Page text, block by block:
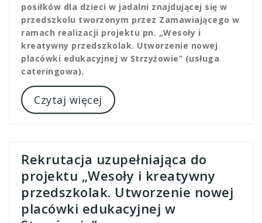
posiłków dla dzieci w jadalni znajdującej się w
przedszkolu tworzonym przez Zamawiającego w
ramach realizacji projektu pn. „Wesoły i
kreatywny przedszkolak. Utworzenie nowej
placówki edukacyjnej w Strzyżowie” (usługa
cateringowa).
Czytaj więcej
Rekrutacja uzupełniająca do
projektu „Wesoły i kreatywny
przedszkolak. Utworzenie nowej
placówki edukacyjnej w